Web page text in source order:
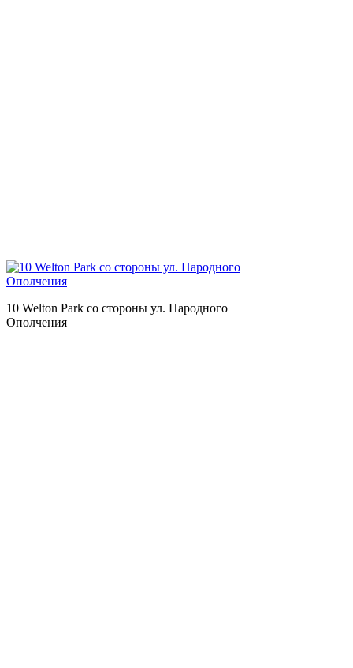
10 Welton Park со стороны ул. Народного
Ополчения